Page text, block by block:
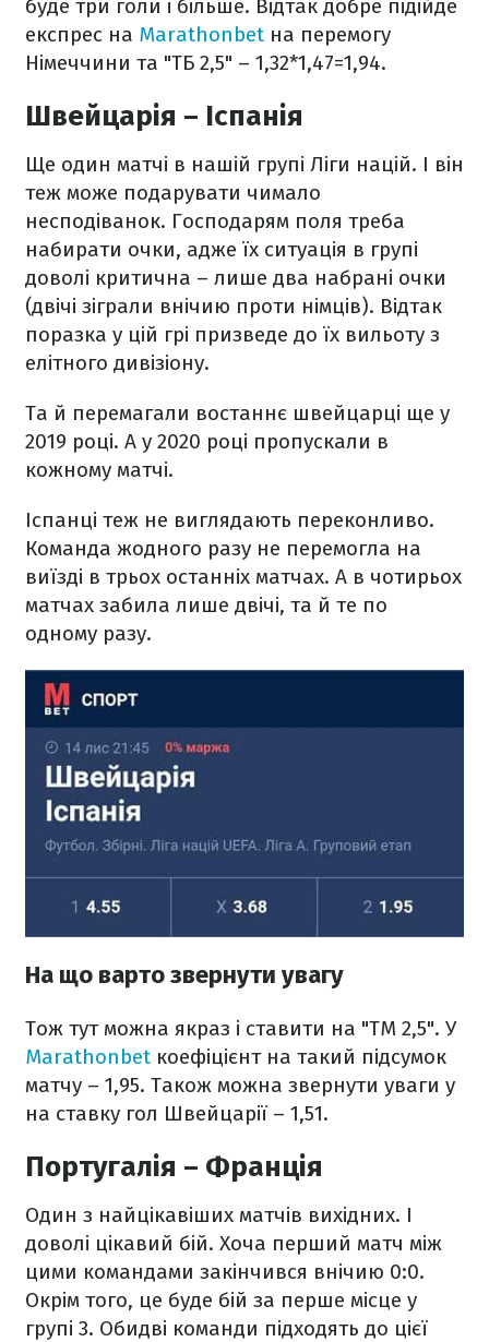
буде три голи і більше. Відтак добре підійде
експрес на Marathonbet на перемогу
Німеччини та "ТБ 2,5" – 1,32*1,47=1,94.
Швейцарія – Іспанія
Ще один матчі в нашій групі Ліги націй. І він
теж може подарувати чимало
несподіванок. Господарям поля треба
набирати очки, адже їх ситуація в групі
доволі критична – лише два набрані очки
(двічі зіграли внічию проти німців). Відтак
поразка у цій грі призведе до їх вильоту з
елітного дивізіону.
Та й перемагали востаннє швейцарці ще у
2019 році. А у 2020 році пропускали в
кожному матчі.
Іспанці теж не виглядають переконливо.
Команда жодного разу не перемогла на
виїзді в трьох останніх матчах. А в чотирьох
матчах забила лише двічі, та й те по
одному разу.
На що варто звернути увагу
Тож тут можна якраз і ставити на "ТМ 2,5". У
Marathonbet коефіцієнт на такий підсумок
матчу – 1,95. Також можна звернути уваги у
на ставку гол Швейцарії – 1,51.
Португалія – Франція
Один з найцікавіших матчів вихідних. І
доволі цікавий бій. Хоча перший матч між
цими командами закінчився внічию 0:0.
Окрім того, це буде бій за перше місце у
групі 3. Обидві команди підходять до цієї